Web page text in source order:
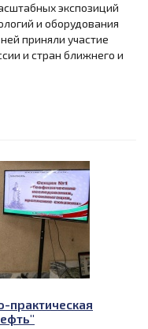
экспозиций
и оборудования
приняли участие
и стран ближнего и
практическая